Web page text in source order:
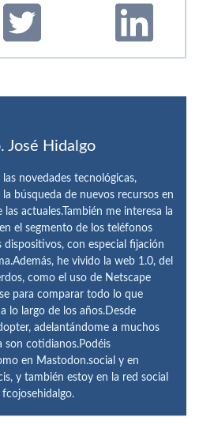
José Hidalgo
novedades tecnológicas,
búsqueda de nuevos recursos en
las actuales.También me interesa la
el segmento de los teléfonos
con especial fijación
he vivido la web 1.0, del
como el uso de Netscape
para comparar todo lo que
lo largo de los años.Desde
adelantándome a muchos
son cotidianos.Podéis
en Mastodon.social y en
y también estoy en la red social